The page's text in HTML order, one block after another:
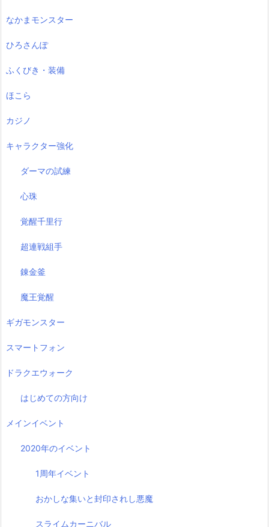
なかまモンスター
ひろさんぽ
ふくびき・装備
ほこら
カジノ
キャラクター強化
ダーマの試練
心珠
覚醒千里行
超連戦組手
錬金釜
魔王覚醒
ギガモンスター
スマートフォン
ドラクエウォーク
はじめての方向け
メインイベント
2020年のイベント
1周年イベント
おかしな集いと封印されし悪魔
スライムカーニバル